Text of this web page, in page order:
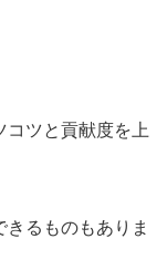
コツと貢献度を上
るものもありま